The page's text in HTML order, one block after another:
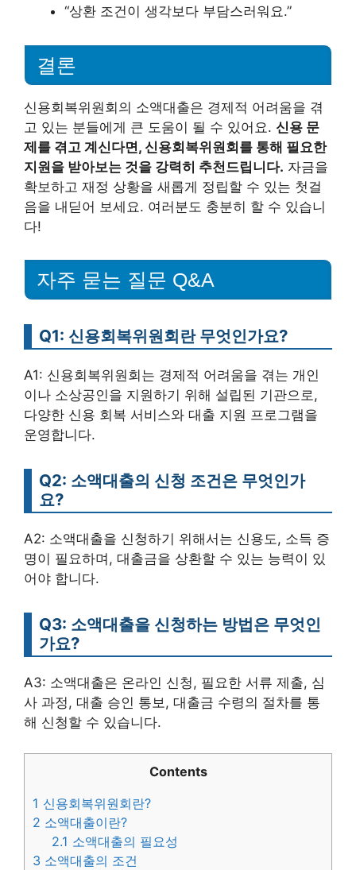
“상환 조건이 생각보다 부담스러워요.”
결론
신용회복위원회의 소액대출은 경제적 어려움을 겪
고 있는 분들에게 큰 도움이 될 수 있어요. 신용 문
제를 겪고 계신다면, 신용회복위원회를 통해 필요한
지원을 받아보는 것을 강력히 추천드립니다. 자금을
확보하고 재정 상황을 새롭게 정립할 수 있는 첫걸
음을 내딛어 보세요. 여러분도 충분히 할 수 있습니
다!
자주 묻는 질문 Q&A
Q1: 신용회복위원회란 무엇인가요?
A1: 신용회복위원회는 경제적 어려움을 겪는 개인
이나 소상공인을 지원하기 위해 설립된 기관으로,
다양한 신용 회복 서비스와 대출 지원 프로그램을
운영합니다.
Q2: 소액대출의 신청 조건은 무엇인가
요?
A2: 소액대출을 신청하기 위해서는 신용도, 소득 증
명이 필요하며, 대출금을 상환할 수 있는 능력이 있
어야 합니다.
Q3: 소액대출을 신청하는 방법은 무엇인
가요?
A3: 소액대출은 온라인 신청, 필요한 서류 제출, 심
사 과정, 대출 승인 통보, 대출금 수령의 절차를 통
해 신청할 수 있습니다.
Contents
1 신용회복위원회란?
2 소액대출이란?
2.1 소액대출의 필요성
3 소액대출의 조건